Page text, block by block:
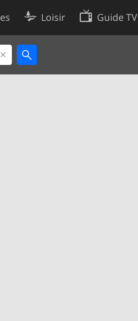
Loisir Guide TV
Politique en matière de cookies
Préférences de cookies